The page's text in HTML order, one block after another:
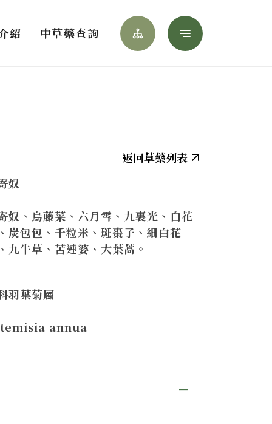
紹 中草藥查詢 網站導覽Menu
奴
奴、烏藤菜、六月雪、九裏光、白花
炭包包、千粒米、斑棗子、細白花
九牛草、苦連婆、大葉蒿。
羽葉菊屬
annua